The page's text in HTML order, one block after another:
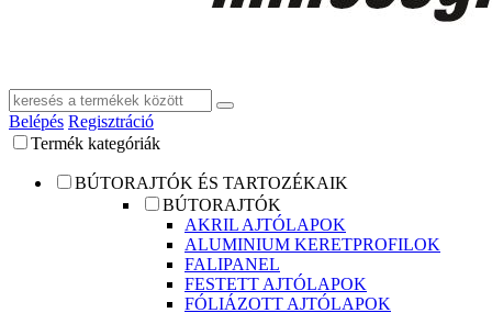
Belépés Regisztráció
Termék kategóriák
BÚTORAJTÓK ÉS TARTOZÉKAIK
BÚTORAJTÓK
AKRIL AJTÓLAPOK
ALUMINIUM KERETPROFILOK
FALIPANEL
FESTETT AJTÓLAPOK
FÓLIÁZOTT AJTÓLAPOK